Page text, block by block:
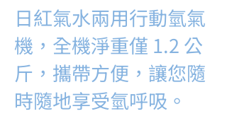
日紅氣水兩用行動氫氣
機，全機淨重僅 1.2 公
斤，攜帶方便，讓您隨
時隨地享受氫呼吸。